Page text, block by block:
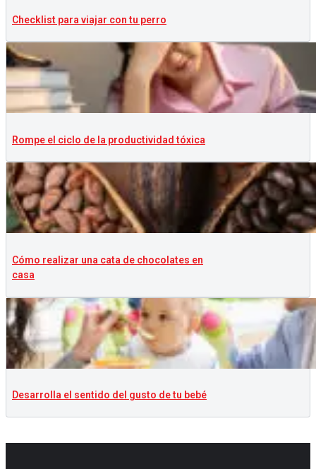
Checklist para viajar con tu perro
Rompe el ciclo de la productividad tóxica
Cómo realizar una cata de chocolates en
casa
Desarrolla el sentido del gusto de tu bebé